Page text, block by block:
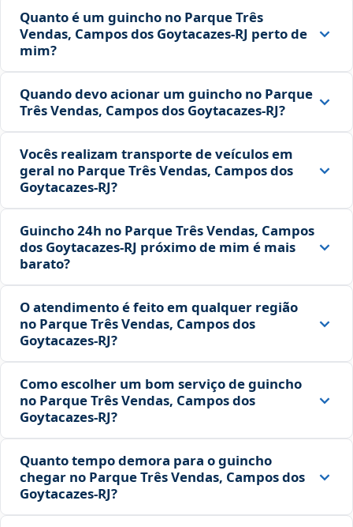
Quanto é um guincho no Parque Três
Vendas, Campos dos Goytacazes‑RJ perto de
mim?
Quando devo acionar um guincho no Parque
Três Vendas, Campos dos Goytacazes‑RJ?
Vocês realizam transporte de veículos em
geral no Parque Três Vendas, Campos dos
Goytacazes‑RJ?
Guincho 24h no Parque Três Vendas, Campos
dos Goytacazes‑RJ próximo de mim é mais
barato?
O atendimento é feito em qualquer região
no Parque Três Vendas, Campos dos
Goytacazes‑RJ?
Como escolher um bom serviço de guincho
no Parque Três Vendas, Campos dos
Goytacazes‑RJ?
Quanto tempo demora para o guincho
chegar no Parque Três Vendas, Campos dos
Goytacazes‑RJ?